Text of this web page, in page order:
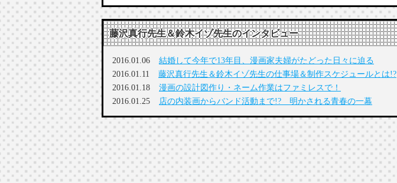
藤沢真行先生＆鈴木イゾ先生のインタビュー
2016.01.06
結婚して今年で13年目、漫画家夫婦がたどった日々に迫る
2016.01.11
藤沢真行先生＆鈴木イゾ先生の仕事場＆制作スケジュールとは!?
2016.01.18
漫画の設計図作り・ネーム作業はファミレスで！
2016.01.25
店の内装画からバンド活動まで!? 明かされる青春の一幕